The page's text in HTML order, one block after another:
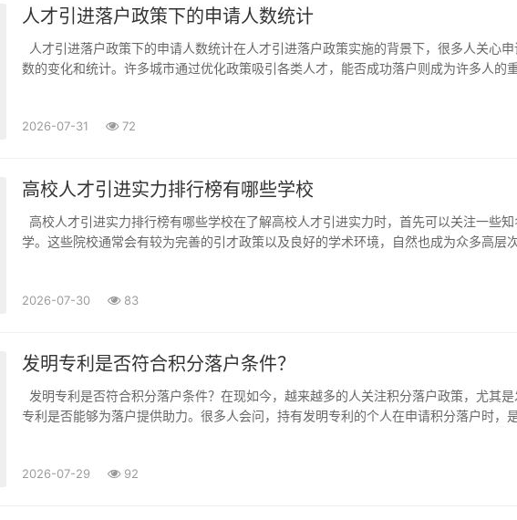
人才引进落户政策下的申请人数统计
数的变化和统计。许多城市通过优化政策吸引各类人才，能否成功落户则成为许多人的
2026-07-31 72
高校人才引进实力排行榜有哪些学校
学。这些院校通常会有较为完善的引才政策以及良好的学术环境，自然也成为众多高层
2026-07-30 83
发明专利是否符合积分落户条件？
专利是否能够为落户提供助力。很多人会问，持有发明专利的个人在申请积分落户时，
2026-07-29 92